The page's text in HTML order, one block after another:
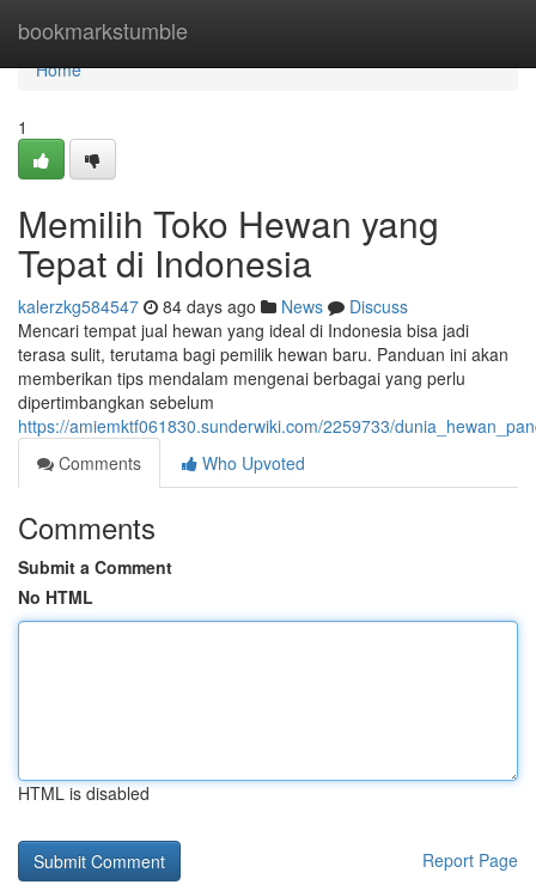
bookmarkstumble
Home
Home
1
Memilih Toko Hewan yang
Tepat di Indonesia
kalerzkg584547 84 days ago News
Discuss
Mencari tempat jual hewan yang ideal di Indonesia bisa jadi
terasa sulit, terutama bagi pemilik hewan baru. Panduan ini akan
memberikan tips mendalam mengenai berbagai yang perlu
dipertimbangkan sebelum
https://amiemktf061830.sunderwiki.com/2259733/
Comments
Who Upvoted
Comments
Submit a Comment
No HTML
HTML is disabled
Report Page